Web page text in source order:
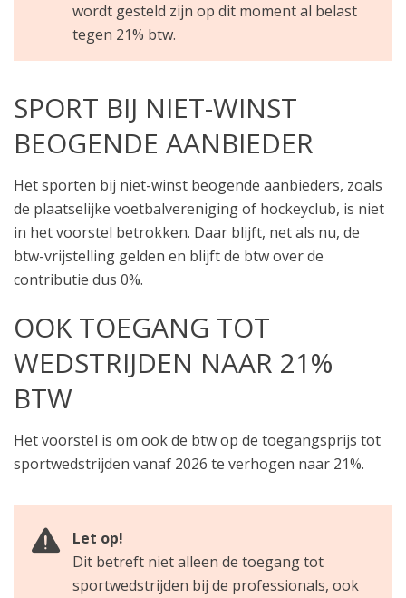
wordt gesteld zijn op dit moment al belast
tegen 21% btw.
SPORT BIJ NIET-WINST
BEOGENDE AANBIEDER
Het sporten bij niet-winst beogende aanbieders, zoals
de plaatselijke voetbalvereniging of hockeyclub, is niet
in het voorstel betrokken. Daar blijft, net als nu, de
btw-vrijstelling gelden en blijft de btw over de
contributie dus 0%.
OOK TOEGANG TOT
WEDSTRIJDEN NAAR 21%
BTW
Het voorstel is om ook de btw op de toegangsprijs tot
sportwedstrijden vanaf 2026 te verhogen naar 21%.
Let op!
Dit betreft niet alleen de toegang tot
sportwedstrijden bij de professionals, ook